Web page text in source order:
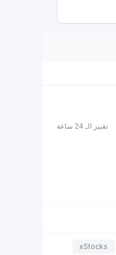
تغيير الـ 24 ساعة
xStocks